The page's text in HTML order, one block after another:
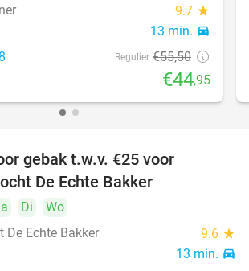
9.7 star
13 min. directions_car
Regulier €55,50
€44,95
gebak t.w.v. €25 voor
De Echte Bakker
Di
Wo
De Echte Bakker
9.6 star
13 min. directions_car